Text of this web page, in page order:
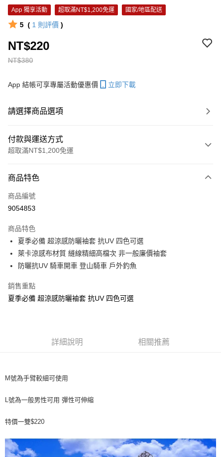
App 獨享活動 超取滿NT$1,200免運 國家/地區配送
5 ( 1 則評價 )
NT$380
NT$220
App 結帳可享專屬活動優惠價 立即下載
請選擇商品選項
付款與運送方式
超取滿NT$1,200免運
信用卡一次付款
信用卡分期付款
合作金庫商業銀行
華南商業銀行
彰化商業銀行
上海商業儲蓄銀行
台北富邦商業銀行
國泰世華商業銀行
兆豐國際商業銀行
匯豐（台灣）商業銀行
聯邦商業銀行
遠東國際商業銀行
台灣樂天信用卡公司
超商取貨付款
Apple Pay
悠遊付
1.本服務由台灣大哥大提供，台灣大哥大用戶可立即使用無須另外申請。
3.實際核准額度、可分期數及費用金額請依後續交易確認頁面所載為準。
消。如遇「轉專審核」未通過狀況，表示未達大哥付你分期系統評分，恕無
法說明評估內容。
1.分期款項不併入電信帳單，「大哥付你分期」於每月結算日後寄送繳費提
2.透過簡訊連結打開帳單後，可選擇「超商條碼／台灣大直營門市／銀行轉
帳／街口支付／iPASS MONEY」等通路繳費。
AFTEE先享後付
便利好安心！
２．便利：只要手機號碼，簡訊認證，即可結帳。
【「AFTEE先享後付」結帳流程】
結帳頁面，進行簡訊認證並確認金額後，即可完成結帳。
２．訂單成立數日內，您將收到繳費通知簡訊。
每筆NT$60，滿NT$1,200(含以上)免運費
商品特色
商品編號
9054853
商品特色
夏季必備 超涼感防曬袖套 抗UV 四色可選
萊卡涼感布材質 縫線精細高檔次 非一般廉價袖套
防曬抗UV 騎車開車 登山騎車 戶外釣魚
銷售重點
夏季必備 超涼感防曬袖套 抗UV 四色可選
詳細說明 相關推薦
M號為手臂較細可使用
L號為一般男性可用 彈性可伸縮
特價一雙$220